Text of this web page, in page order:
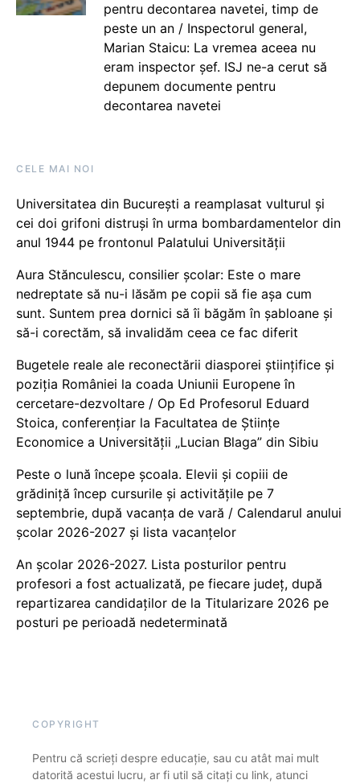
pentru decontarea navetei, timp de
peste un an / Inspectorul general,
Marian Staicu: La vremea aceea nu
eram inspector șef. ISJ ne-a cerut să
depunem documente pentru
decontarea navetei
CELE MAI NOI
Universitatea din București a reamplasat vulturul și
cei doi grifoni distruși în urma bombardamentelor din
anul 1944 pe frontonul Palatului Universității
Aura Stănculescu, consilier școlar: Este o mare
nedreptate să nu-i lăsăm pe copii să fie așa cum
sunt. Suntem prea dornici să îi băgăm în șabloane și
să-i corectăm, să invalidăm ceea ce fac diferit
Bugetele reale ale reconectării diasporei științifice și
poziția României la coada Uniunii Europene în
cercetare-dezvoltare / Op Ed Profesorul Eduard
Stoica, conferențiar la Facultatea de Științe
Economice a Universității „Lucian Blaga” din Sibiu
Peste o lună începe școala. Elevii și copiii de
grădiniță încep cursurile și activitățile pe 7
septembrie, după vacanța de vară / Calendarul anului
școlar 2026-2027 și lista vacanțelor
An școlar 2026-2027. Lista posturilor pentru
profesori a fost actualizată, pe fiecare județ, după
repartizarea candidaților de la Titularizare 2026 pe
posturi pe perioadă nedeterminată
COPYRIGHT
Pentru că scrieți despre educație, sau cu atât mai mult
datorită acestui lucru, ar fi util să citați cu link, atunci